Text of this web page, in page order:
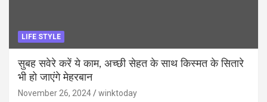
LIFE STYLE
सुबह सवेरे करें ये काम, अच्छी सेहत के साथ किस्मत के सितारे
भी हो जाएंगे मेहरबान
November 26, 2024 winktoday